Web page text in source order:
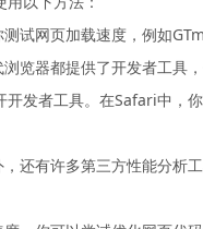
试网页加载速度，例如
览器都提供了开发者工
发者工具。在Safari中，
还有许多第三方性能分